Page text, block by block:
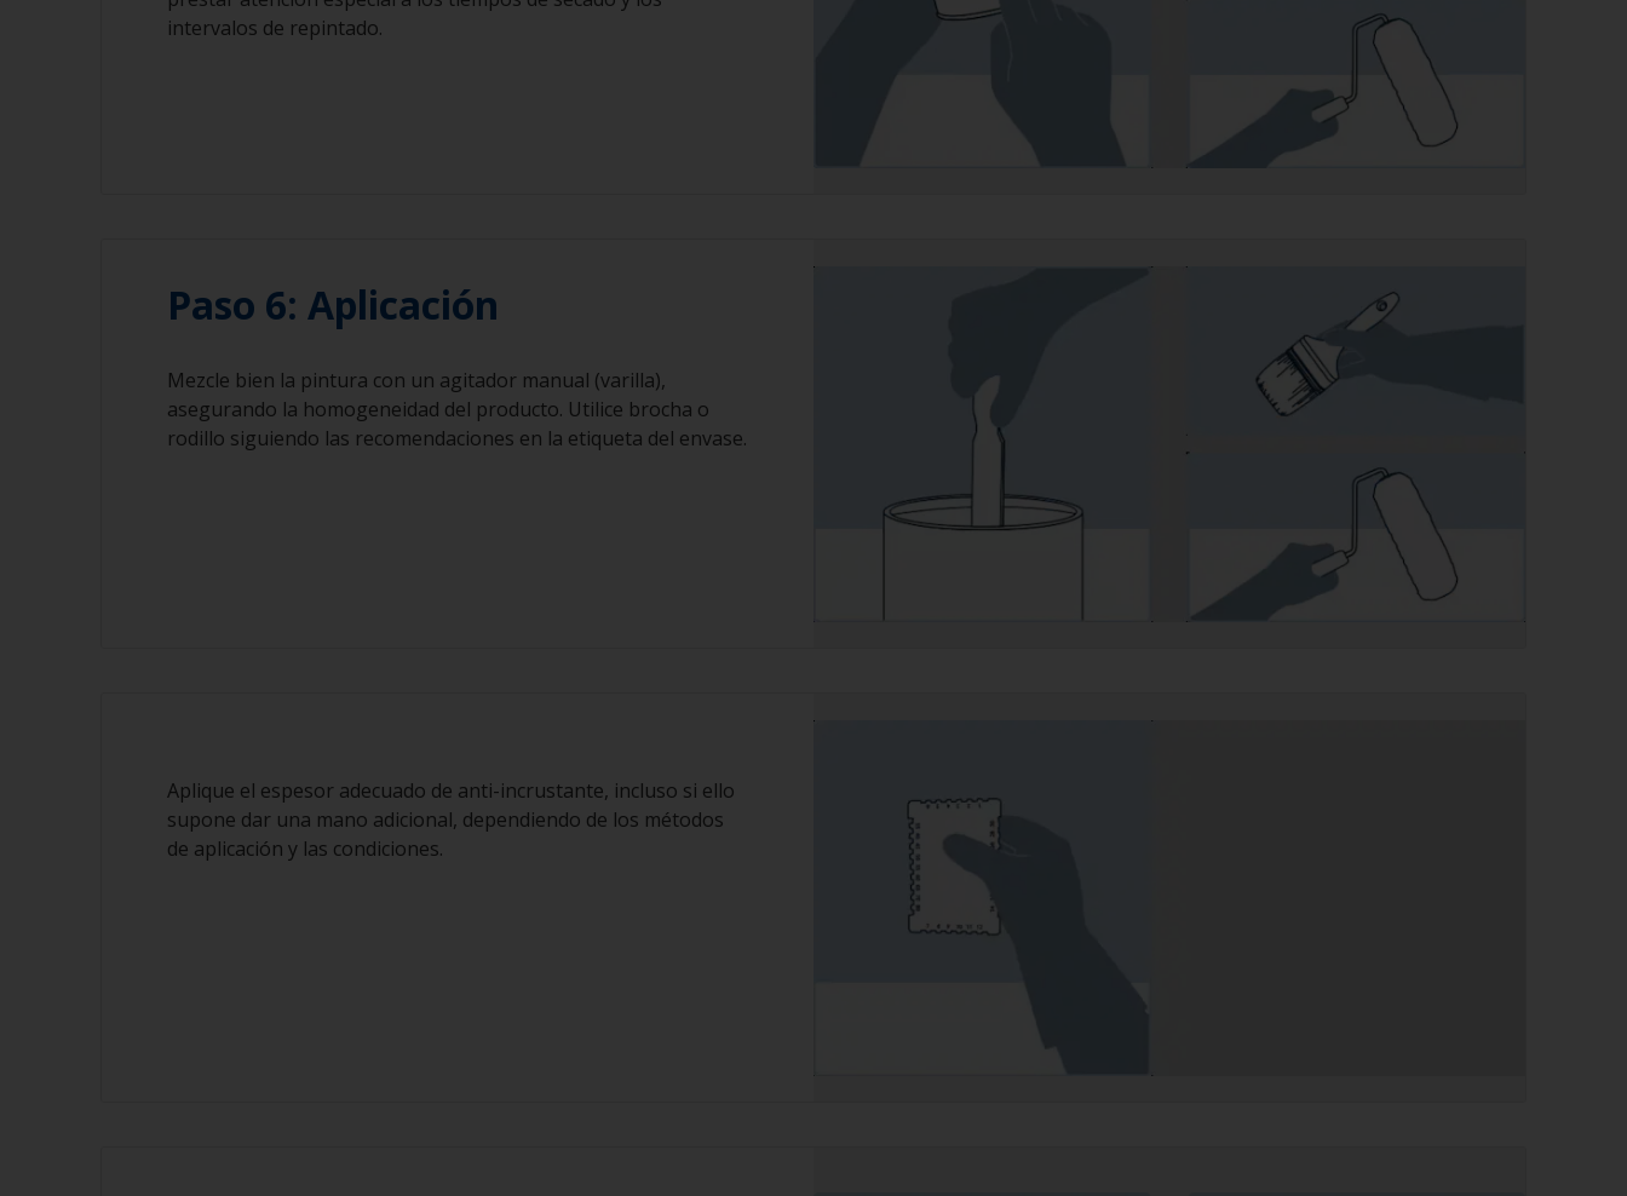
intervalos de repintado.
Paso 6: Aplicación
Mezcle bien la pintura con un agitador manual (varilla),
asegurando la homogeneidad del producto. Utilice brocha o
rodillo siguiendo las recomendaciones en la etiqueta del envase.
Aplique el espesor adecuado de anti-incrustante, incluso si ello
supone dar una mano adicional, dependiendo de los métodos
de aplicación y las condiciones.